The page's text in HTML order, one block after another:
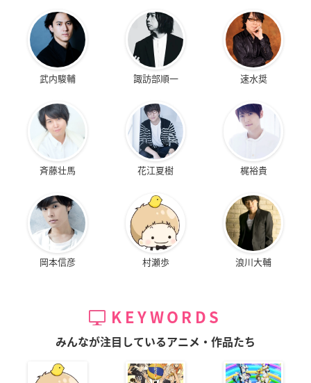
武内駿輔 諏訪部順一 速水奨
斉藤壮馬 花江夏樹 梶裕貴
岡本信彦 村瀬歩 浪川大輔
KEYWORDS
みんなが注目しているアニメ・作品たち